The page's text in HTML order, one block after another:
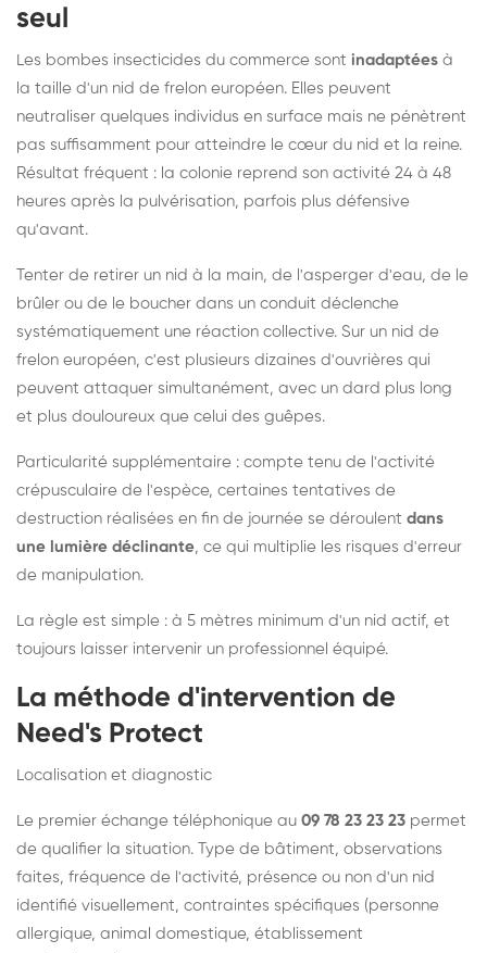
seul
Les bombes insecticides du commerce sont inadaptées à
la taille d'un nid de frelon européen. Elles peuvent
neutraliser quelques individus en surface mais ne pénètrent
pas suffisamment pour atteindre le cœur du nid et la reine.
Résultat fréquent : la colonie reprend son activité 24 à 48
heures après la pulvérisation, parfois plus défensive
qu'avant.
Tenter de retirer un nid à la main, de l'asperger d'eau, de le
brûler ou de le boucher dans un conduit déclenche
systématiquement une réaction collective. Sur un nid de
frelon européen, c'est plusieurs dizaines d'ouvrières qui
peuvent attaquer simultanément, avec un dard plus long
et plus douloureux que celui des guêpes.
Particularité supplémentaire : compte tenu de l'activité
crépusculaire de l'espèce, certaines tentatives de
destruction réalisées en fin de journée se déroulent dans
une lumière déclinante, ce qui multiplie les risques d'erreur
de manipulation.
La règle est simple : à 5 mètres minimum d'un nid actif, et
toujours laisser intervenir un professionnel équipé.
La méthode d'intervention de
Need's Protect
Localisation et diagnostic
Le premier échange téléphonique au 09 78 23 23 23 permet
de qualifier la situation. Type de bâtiment, observations
faites, fréquence de l'activité, présence ou non d'un nid
identifié visuellement, contraintes spécifiques (personne
allergique, animal domestique, établissement